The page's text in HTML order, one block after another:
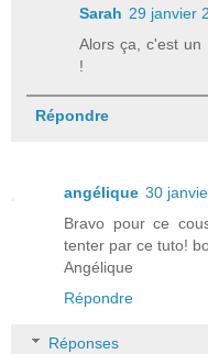
Sarah 29 janvier
Alors ça, c'est un
!
Répondre
angélique 30
Bravo pour ce
tenter par ce tuto!
Angélique
Répondre
Réponses